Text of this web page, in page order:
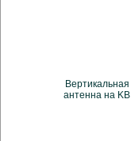
Вертикальная
антенна на KB